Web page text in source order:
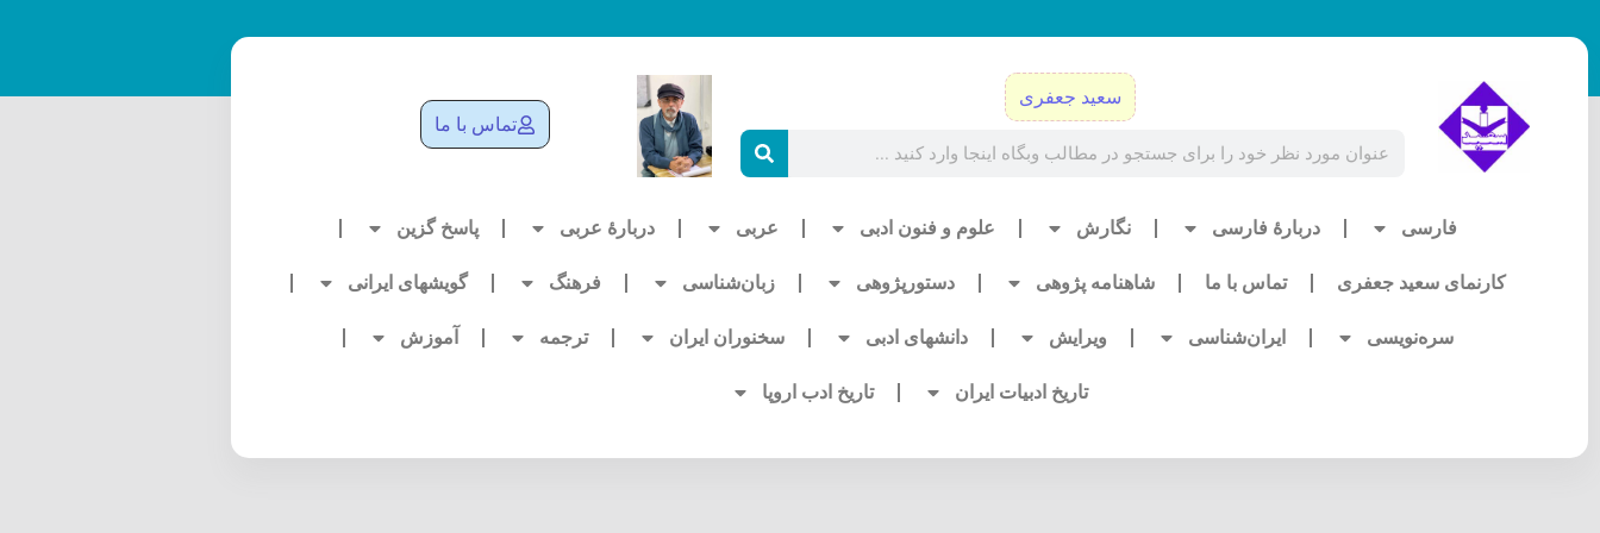
به
سعید جعفری
تماس با ما
فارسی دربارۀ فارسی نگارش علوم و فنون ادبی عربی دربارۀ عربی پاسخ گزین
کارنمای سعید جعفری تماس با ما شاهنامه پژوهی دستورپژوهی زبان‌شناسی فرهنگ گویشهای ایرانی
سره‌نویسی ایران‌شناسی ویرایش دانشهای ادبی سخنوران ایران ترجمه آموزش
تاریخ ادبیات ایران تاریخ ادب اروپا